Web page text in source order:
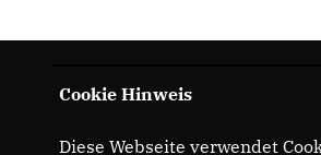
Cookie Hinweis
Diese Webseite verwendet